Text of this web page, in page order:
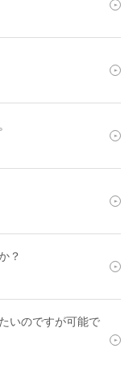
？
いのですが可能で